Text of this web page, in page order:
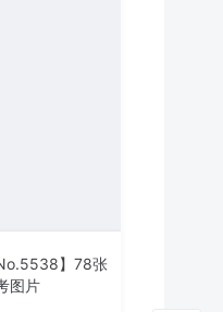
】78张
图片